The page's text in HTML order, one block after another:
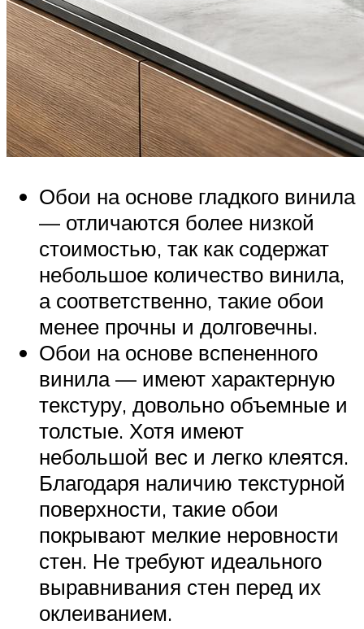
Обои на основе гладкого винила
— отличаются более низкой
стоимостью, так как содержат
небольшое количество винила,
а соответственно, такие обои
менее прочны и долговечны.
Обои на основе вспененного
винила — имеют характерную
текстуру, довольно объемные и
толстые. Хотя имеют
небольшой вес и легко клеятся.
Благодаря наличию текстурной
поверхности, такие обои
покрывают мелкие неровности
стен. Не требуют идеального
выравнивания стен перед их
оклеиванием.